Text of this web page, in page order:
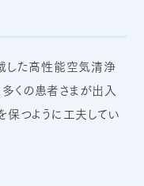
した高性能空気清浄
くの患者さまが出入
保つように工夫してい